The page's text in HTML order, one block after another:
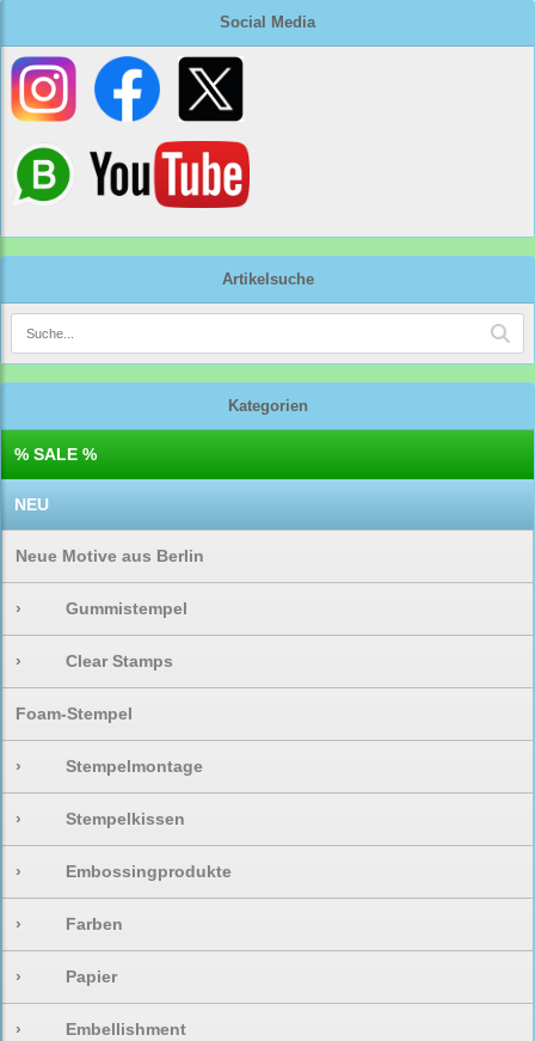
Social Media
Artikelsuche
Kategorien
% SALE %
NEU
Neue Motive aus Berlin
› Gummistempel
› Clear Stamps
Foam-Stempel
› Stempelmontage
› Stempelkissen
› Embossingprodukte
› Farben
› Papier
› Embellishment